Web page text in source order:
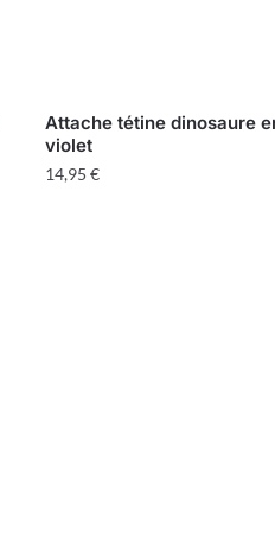
Attache tétine dinosaure
violet
14,95€